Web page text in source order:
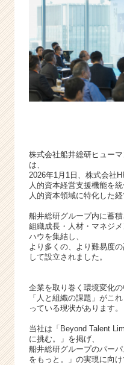
ド
る
ベ
ン
ャ
業
か
ら
ス
ウ
ト
が
届
就
活
サ
ト
チ
ア
株式会社船井総研ヒュー
は、
2026年1月1日、株式会社
人的資本経営支援機能を統
人的資本領域に特化した
船井総研グループ内に蓄
組織成長・人材・マネジ
ハウを集結し、
より多くの、より難易度
して設立されました。
企業を取り巻く環境変化の
「人と組織の課題」がこ
っている現状があります。
当社は「Beyond Talent
に挑む。」を掲げ、
船井総研グループのパー
をもっと。」の実現に向け